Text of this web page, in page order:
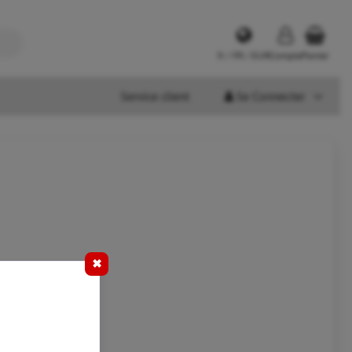
Se Connecter
✖